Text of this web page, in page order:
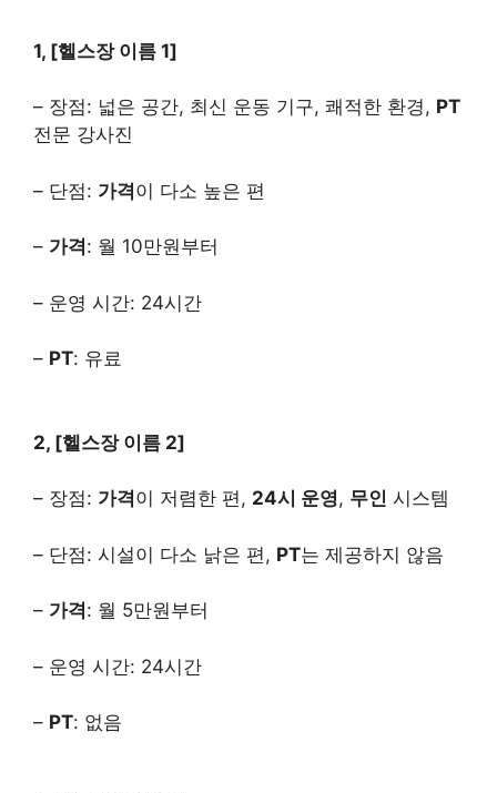
1, [헬스장 이름 1]
– 장점: 넓은 공간, 최신 운동 기구, 쾌적한 환경, PT
전문 강사진
– 단점: 가격이 다소 높은 편
– 가격: 월 10만원부터
– 운영 시간: 24시간
– PT: 유료
2, [헬스장 이름 2]
– 장점: 가격이 저렴한 편, 24시 운영, 무인 시스템
– 단점: 시설이 다소 낡은 편, PT는 제공하지 않음
– 가격: 월 5만원부터
– 운영 시간: 24시간
– PT: 없음